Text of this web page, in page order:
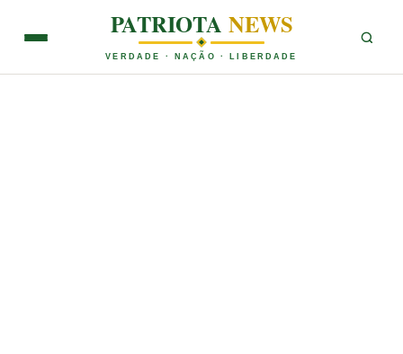
PATRIOTANEWS
VERDADE · NAÇÃO · LIBERDADE